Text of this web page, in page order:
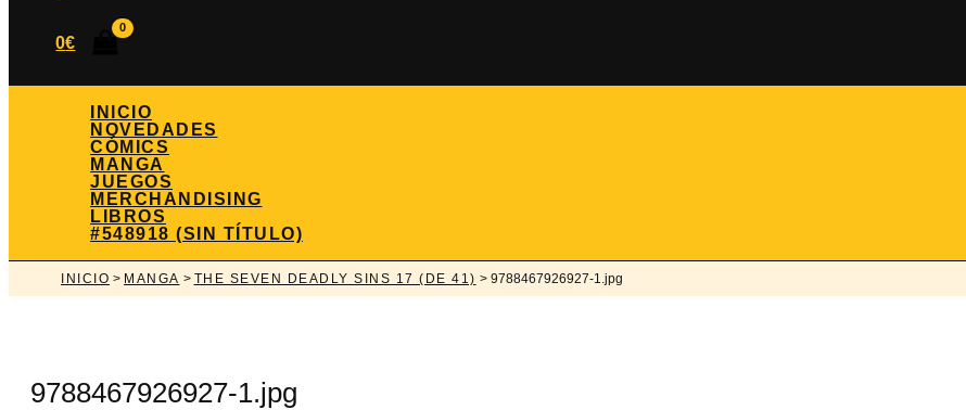
0€
INICIO
NOVEDADES
CÓMICS
MANGA
JUEGOS
MERCHANDISING
LIBROS
#548918 (SIN TÍTULO)
INICIO > MANGA > THE SEVEN DEADLY SINS 17 (DE 41) > 9788467926927-1.jpg
9788467926927-1.jpg